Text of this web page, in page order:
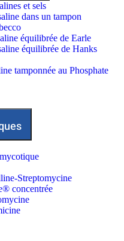
et sels
dans un tampon
équilibrée de Earle
équilibrée de Hanks
tamponnée au Phosphate
Streptomycine
concentrée